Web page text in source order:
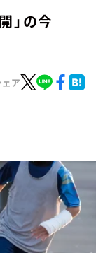
」の今
ア